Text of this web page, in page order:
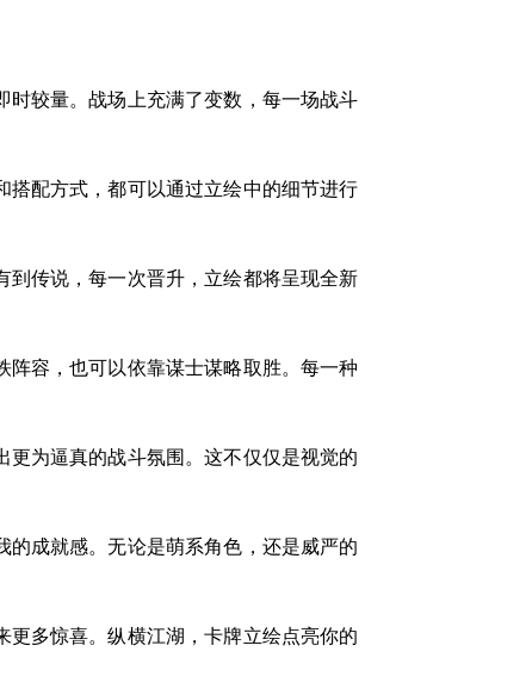
时较量。战场上充满了变数，每一场战斗
配方式，都可以通过立绘中的细节进行
到传说，每一次晋升，立绘都将呈现全新
容，也可以依靠谋士谋略取胜。每一种
为逼真的战斗氛围。这不仅仅是视觉的
成就感。无论是萌系角色，还是威严的
多惊喜。纵横江湖，卡牌立绘点亮你的